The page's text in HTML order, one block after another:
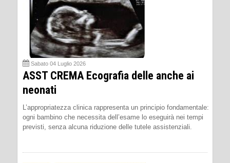
Sabato 04 Luglio 2026
ASST CREMA Ecografia delle anche ai
neonati
L’appropriatezza clinica rappresenta un principio fondamentale:
ogni bambino che necessita dell’esame lo eseguirà nei tempi
previsti, senza alcuna riduzione delle tutele assistenziali.